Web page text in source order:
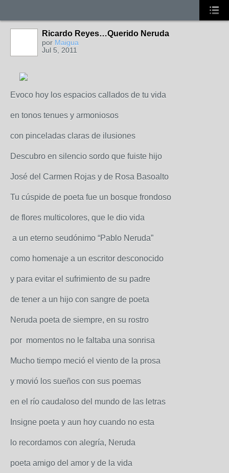
Ricardo Reyes…Querido Neruda
por Maigua
Jul 5, 2011
Evoco hoy los espacios callados de tu vida
en tonos tenues y armoniosos
con pinceladas claras de ilusiones
Descubro en silencio sordo que fuiste hijo
José del Carmen Rojas y de Rosa Basoalto
Tu cúspide de poeta fue un bosque frondoso
de flores multicolores, que le dio vida
a un eterno seudónimo “Pablo Neruda”
como homenaje a un escritor desconocido
y para evitar el sufrimiento de su padre
de tener a un hijo con sangre de poeta
Neruda poeta de siempre, en su rostro
por momentos no le faltaba una sonrisa
Mucho tiempo meció el viento de la prosa
y movió los sueños con sus poemas
en el río caudaloso del mundo de las letras
Insigne poeta y aun hoy cuando no esta
lo recordamos con alegría, Neruda
poeta amigo del amor y de la vida